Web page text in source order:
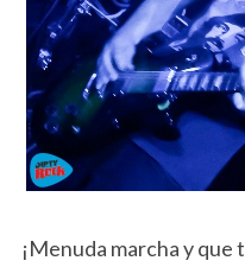
¡Menuda marcha y que